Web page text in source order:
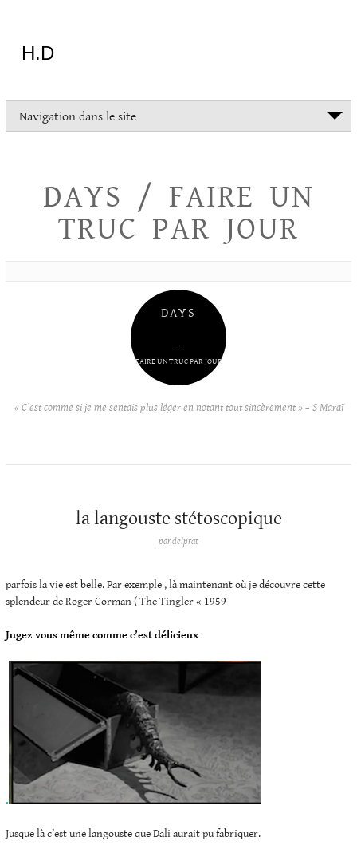
H.D
Navigation dans le site
DAYS / FAIRE UN
TRUC PAR JOUR
DAYS
–
FAIRE UN TRUC PAR JOUR
« C’est comme si je me sentais plus léger en notant tout sincèrement » – S Maraï
la langouste stétoscopique
pardelprat
parfois la vie est belle. Par exemple , là maintenant où je découvre cette
splendeur de Roger Corman ( The Tingler « 1959
Jugez vous même comme c’est délicieux
.
Jusque là c’est une langouste que Dali aurait pu fabriquer.